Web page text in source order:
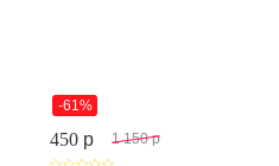
-61%
450 p 1 150 p